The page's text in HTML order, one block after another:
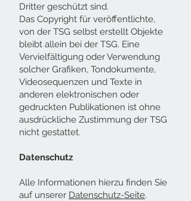
Dritter geschützt sind.
Das Copyright für veröffentlichte,
von der TSG selbst erstellt Objekte
bleibt allein bei der TSG. Eine
Vervielfältigung oder Verwendung
solcher Grafiken, Tondokumente,
Videosequenzen und Texte in
anderen elektronischen oder
gedruckten Publikationen ist ohne
ausdrückliche Zustimmung der TSG
nicht gestattet.
Datenschutz
Alle Informationen hierzu finden Sie
auf unserer Datenschutz-Seite.